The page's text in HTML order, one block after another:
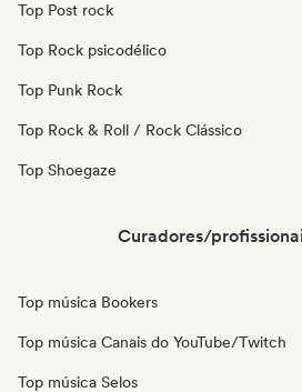
Top Post rock
Top Rock psicodélico
Top Punk Rock
Top Rock & Roll / Rock Clássico
Top Shoegaze
Curadores/
Top música Bookers
Top música Canais do YouTube/Twitch
Top música Selos